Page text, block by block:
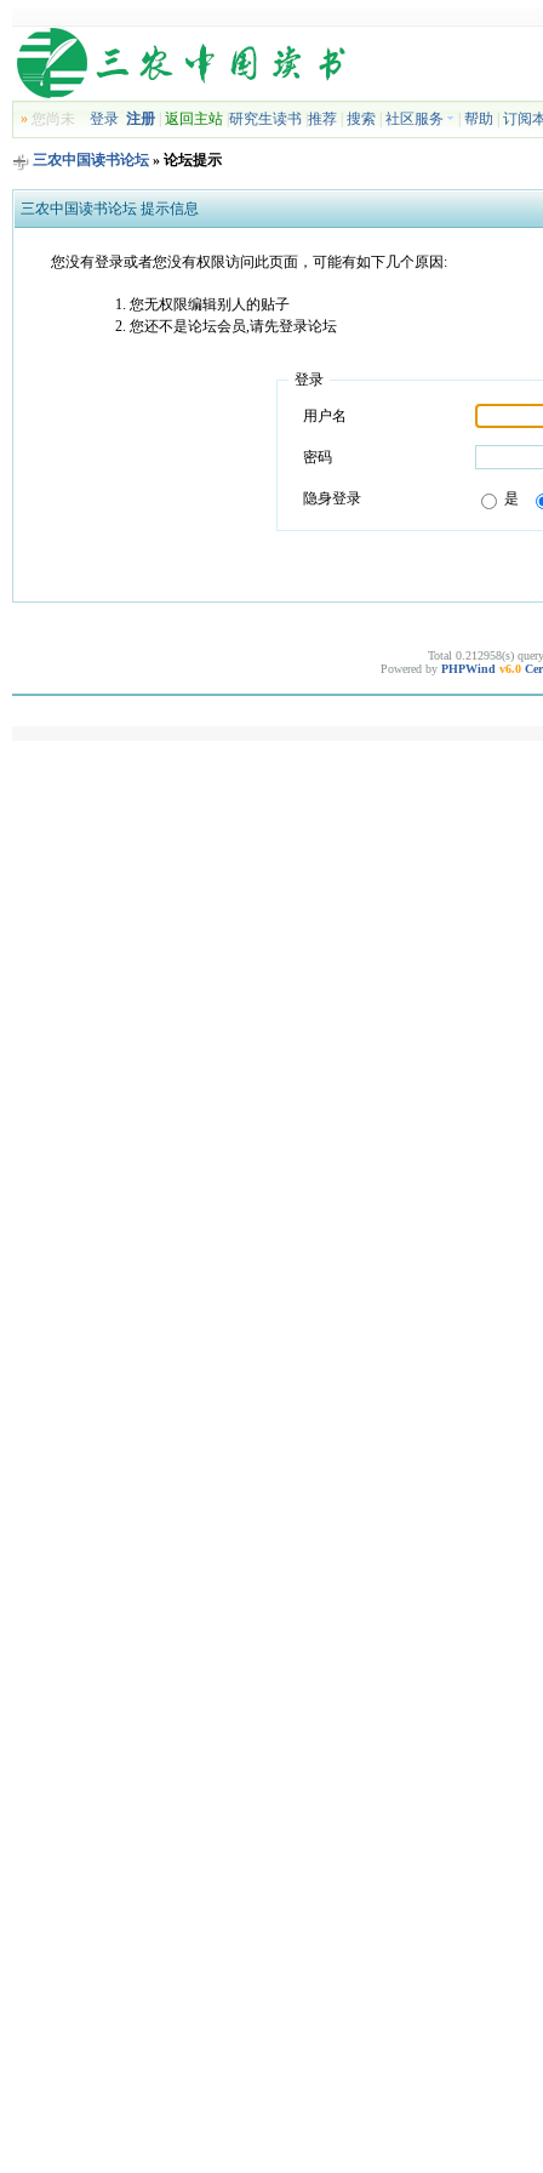
»您尚未 登录 注册| 返回主站| 研究生读书| 推荐| 搜索| 社区服务 帮助 订阅
三农中国读书论坛» 论坛提示
三农中国读书论坛 提示信息
您没有登录或者您没有权限访问此页面，可能有如下几个原因:
您无权限编辑别人的贴子
您还不是论坛会员,请先登录论坛
登录
用户名
密码
隐身登录 是
Total 0.212958(s)
Powered by PHPWind v6.0